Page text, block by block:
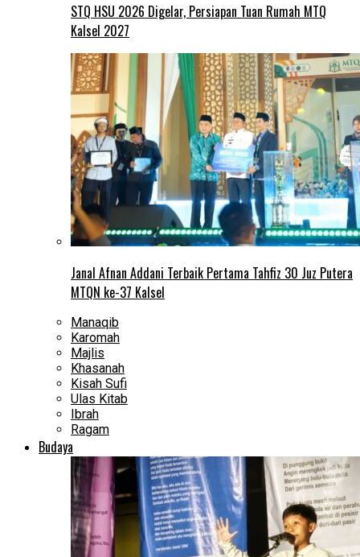
STQ HSU 2026 Digelar, Persiapan Tuan Rumah MTQ
Kalsel 2027
Janal Afnan Addani Terbaik Pertama Tahfiz 30 Juz Putera
MTQN ke-37 Kalsel
Manaqib
Karomah
Majlis
Khasanah
Kisah Sufi
Ulas Kitab
Ibrah
Ragam
Budaya